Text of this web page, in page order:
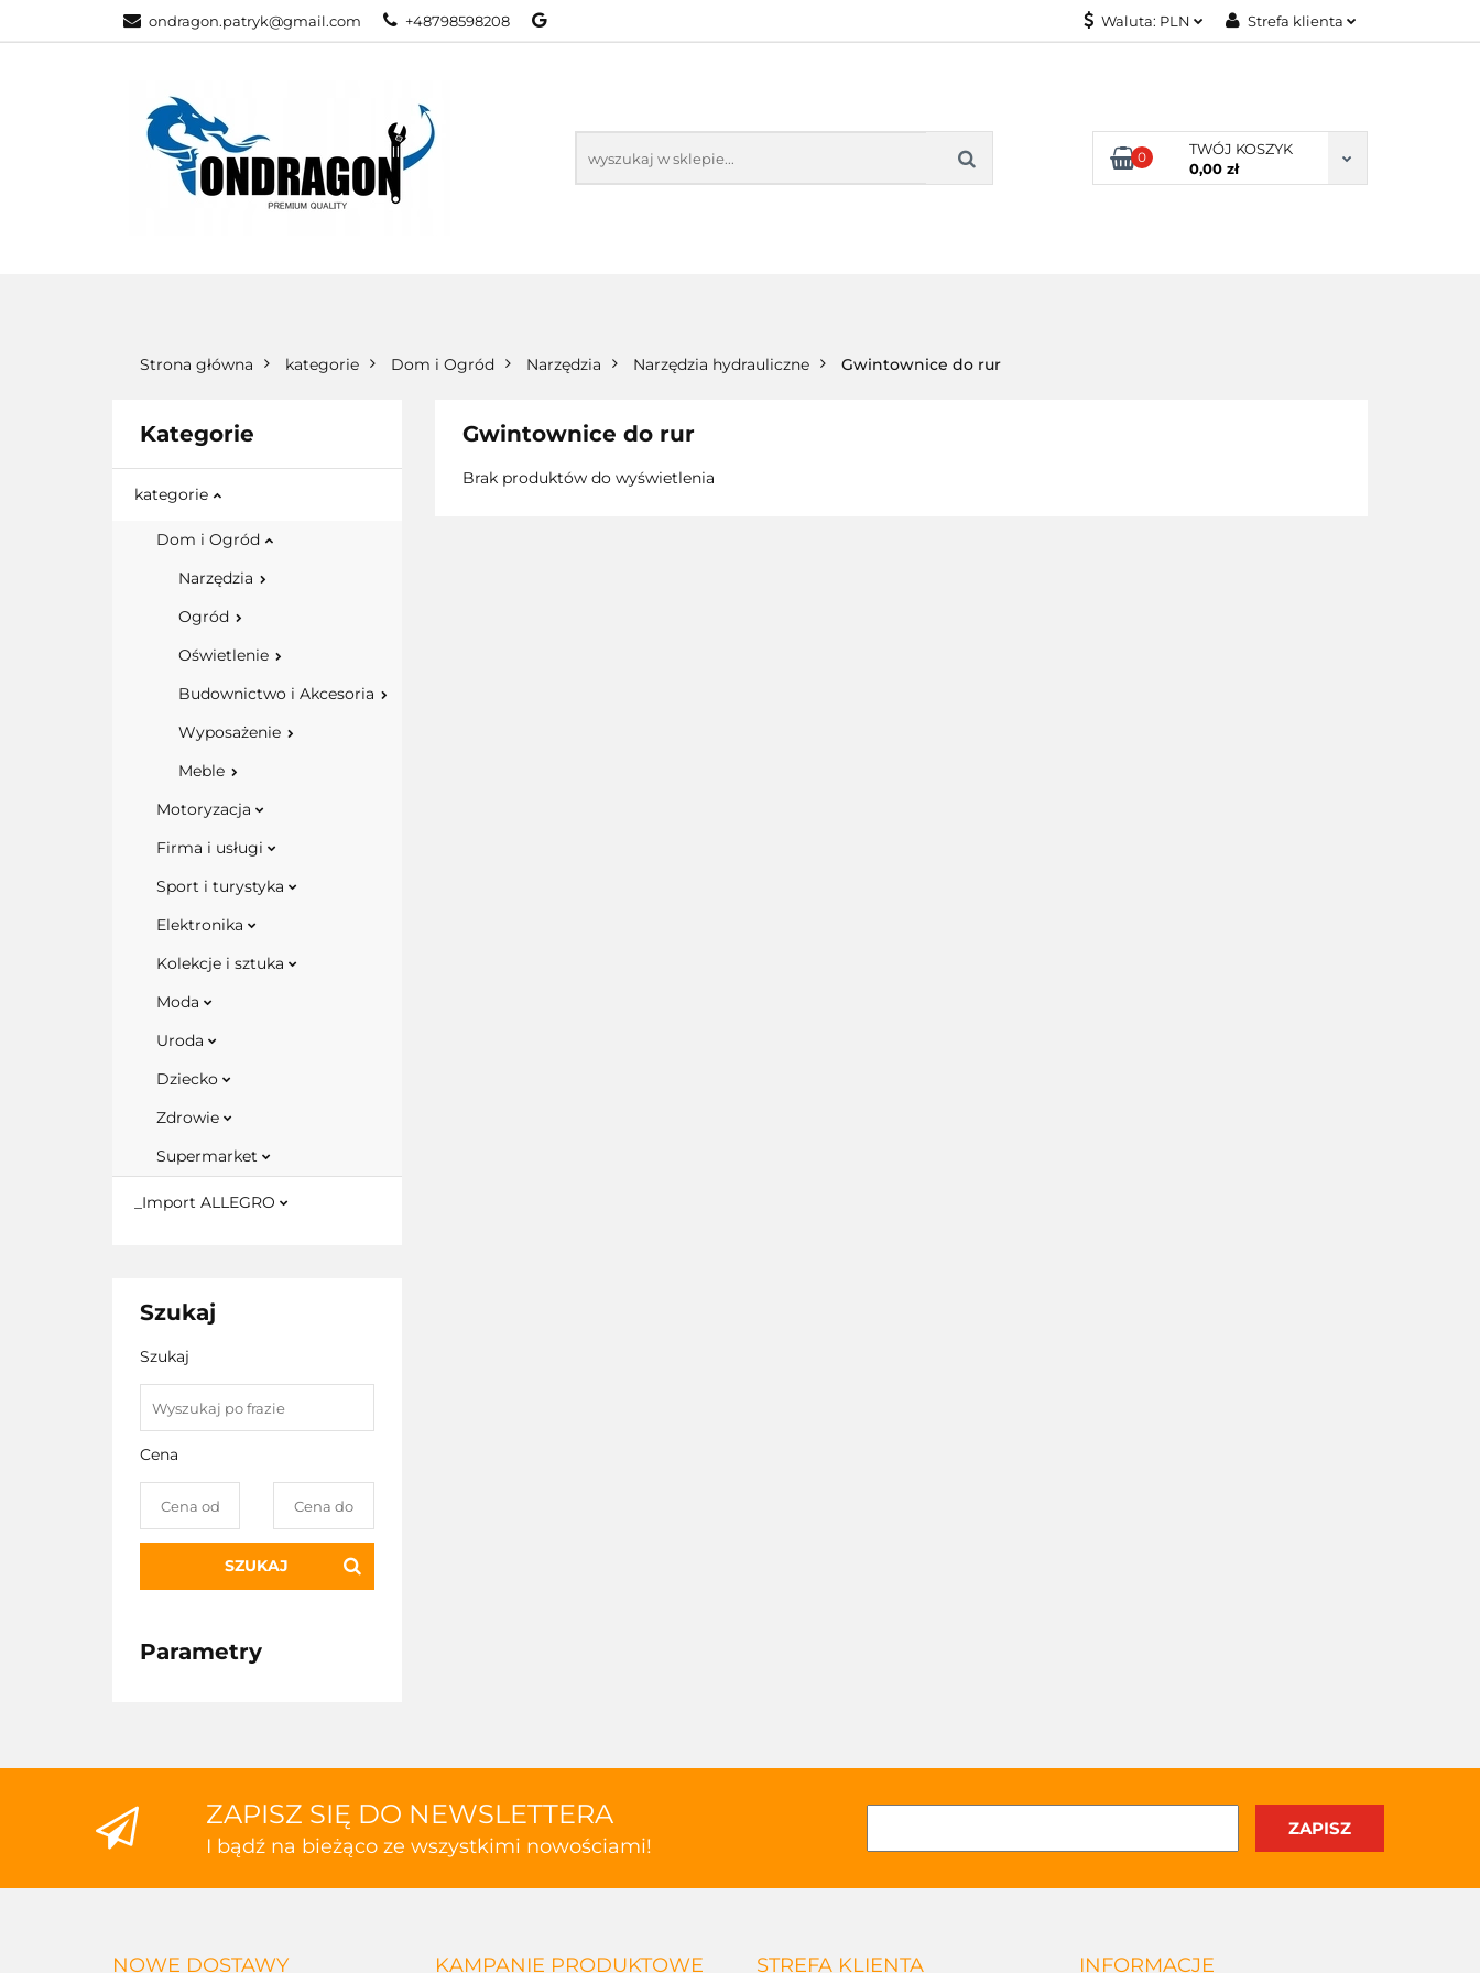
ondragon.patryk@gmail.com +48798598208 Waluta: PLN Strefa klienta
Dodaj zgłoszenie
Zgody cookies
0
TWÓJ KOSZYK
0,00 zł
KATEGORIE NOWOŚCI KONTAKT
Strona główna kategorie Dom i Ogród Narzędzia Narzędzia hydrauliczne Gwintownice do rur
Kategorie
kategorie
Dom i Ogród
Narzędzia
Ogród
Oświetlenie
Budownictwo i Akcesoria
Wyposażenie
Meble
Motoryzacja
Firma i usługi
Sport i turystyka
Elektronika
Kolekcje i sztuka
Moda
Uroda
Dziecko
Zdrowie
Supermarket
_Import ALLEGRO
Szukaj
Szukaj
Cena
SZUKAJ
Parametry
Gwintownice do rur
Brak produktów do wyświetlenia
ZAPISZ SIĘ DO NEWSLETTERA
I bądź na bieżąco ze wszystkimi nowościami!
NOWE DOSTAWY KAMPANIE PRODUKTOWE STREFA KLIENTA INFORMACJE